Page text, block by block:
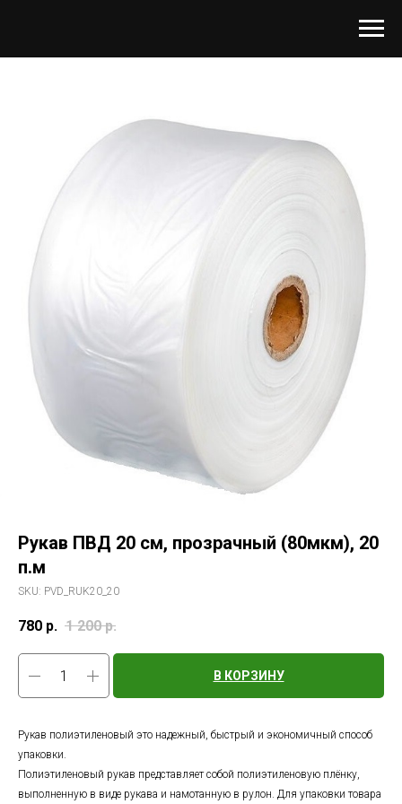
Рукав ПВД 20 см, прозрачный (80мкм), 20
п.м
SKU: PVD_RUK20_20
780 р. 1 200 р.
В КОРЗИНУ
Рукав полиэтиленовый это надежный, быстрый и экономичный способ
упаковки.
Полиэтиленовый рукав представляет собой полиэтиленовую плёнку,
выполненную в виде рукава и намотанную в рулон. Для упаковки товара